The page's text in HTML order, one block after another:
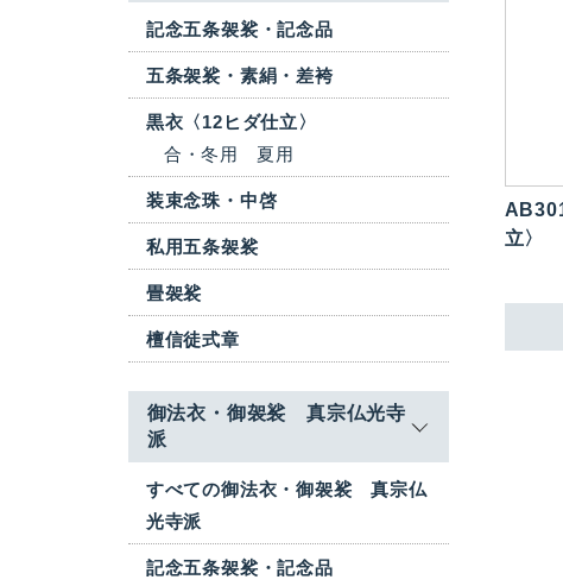
立〉
記念五条袈裟・記念品
五条袈裟・素絹・差袴
黒衣〈12ヒダ仕立〉
合・冬用
夏用
装束念珠・中啓
私用五条袈裟
畳袈裟
檀信徒式章
御法衣・御袈裟 真宗仏光寺
派
すべての御法衣・御袈裟 真宗仏
光寺派
記念五条袈裟・記念品